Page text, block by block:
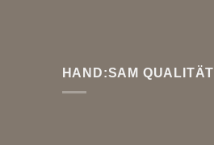
HAND:SAM QUALITÄT